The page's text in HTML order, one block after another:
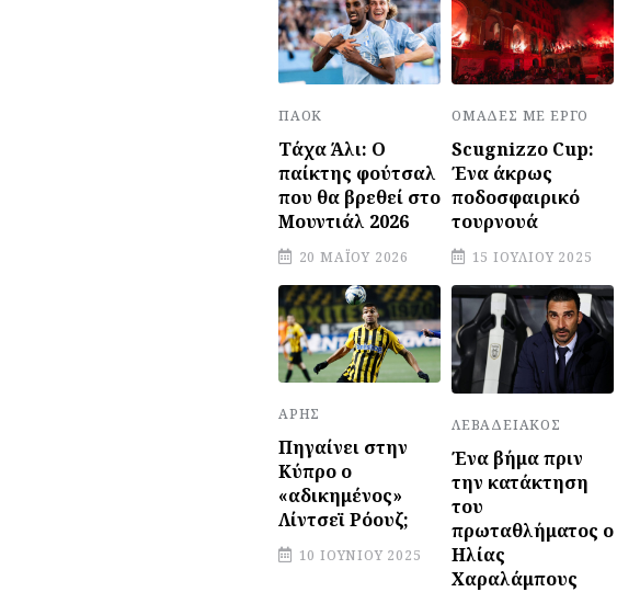
ΠΑΟΚ
Τάχα Άλι: Ο
παίκτης φούτσαλ
που θα βρεθεί στο
Μουντιάλ 2026
20 ΜΑΪ́ΟΥ 2026
ΟΜΆΔΕΣ ΜΕ ΈΡΓΟ
Scugnizzo Cup:
Ένα άκρως
ποδοσφαιρικό
τουρνουά
15 ΙΟΥΛΊΟΥ 2025
ΆΡΗΣ
Πηγαίνει στην
Κύπρο ο
«αδικημένος»
Λίντσεϊ Ρόουζ;
10 ΙΟΥΝΊΟΥ 2025
ΛΕΒΑΔΕΙΑΚΌΣ
Ένα βήμα πριν
την κατάκτηση
του
πρωταθλήματος ο
Ηλίας
Χαραλάμπους